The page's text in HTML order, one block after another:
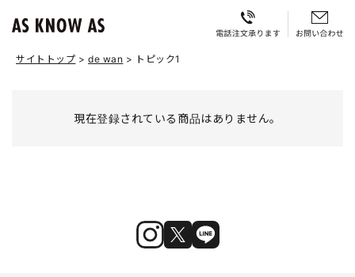
サイトトップ de wan トピック1
現在登録されている商品はありません。